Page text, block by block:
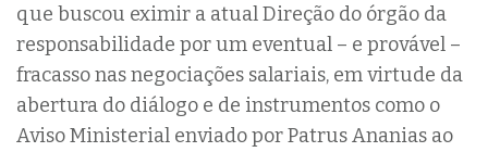
que buscou eximir a atual Direção do órgão da
responsabilidade por um eventual – e provável –
fracasso nas negociações salariais, em virtude da
abertura do diálogo e de instrumentos como o
Aviso Ministerial enviado por Patrus Ananias ao